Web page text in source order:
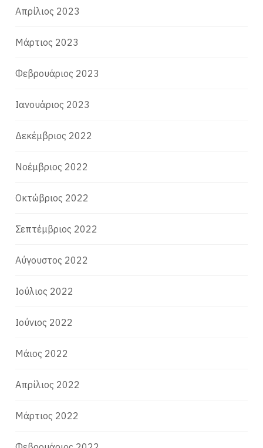
Απρίλιος 2023
Μάρτιος 2023
Φεβρουάριος 2023
Ιανουάριος 2023
Δεκέμβριος 2022
Νοέμβριος 2022
Οκτώβριος 2022
Σεπτέμβριος 2022
Αύγουστος 2022
Ιούλιος 2022
Ιούνιος 2022
Μάιος 2022
Απρίλιος 2022
Μάρτιος 2022